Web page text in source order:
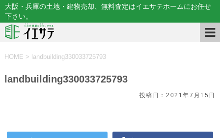
大阪・兵庫の土地・建物売却、無料査定はイエサテホームにお任せ
下さい。
HOME > landbuilding330033725793
landbuilding330033725793
投稿日：2021年7月15日